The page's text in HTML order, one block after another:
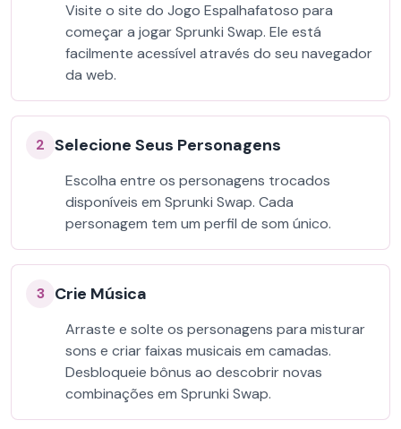
Visite o site do Jogo Espalhafatoso para
começar a jogar Sprunki Swap. Ele está
facilmente acessível através do seu navegador
da web.
2 Selecione Seus Personagens
Escolha entre os personagens trocados
disponíveis em Sprunki Swap. Cada
personagem tem um perfil de som único.
3 Crie Música
Arraste e solte os personagens para misturar
sons e criar faixas musicais em camadas.
Desbloqueie bônus ao descobrir novas
combinações em Sprunki Swap.